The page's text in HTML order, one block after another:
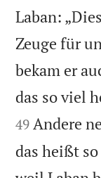
Laban:
Zeuge für
bekam er
das so viel
49 Andere
das heißt